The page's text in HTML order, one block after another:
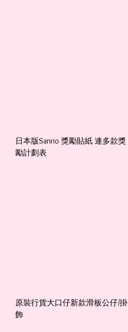
日本版Sanrio 獎勵貼紙 連多款獎
勵計劃表
原裝行貨大口仔新款滑板公仔/掛
飾